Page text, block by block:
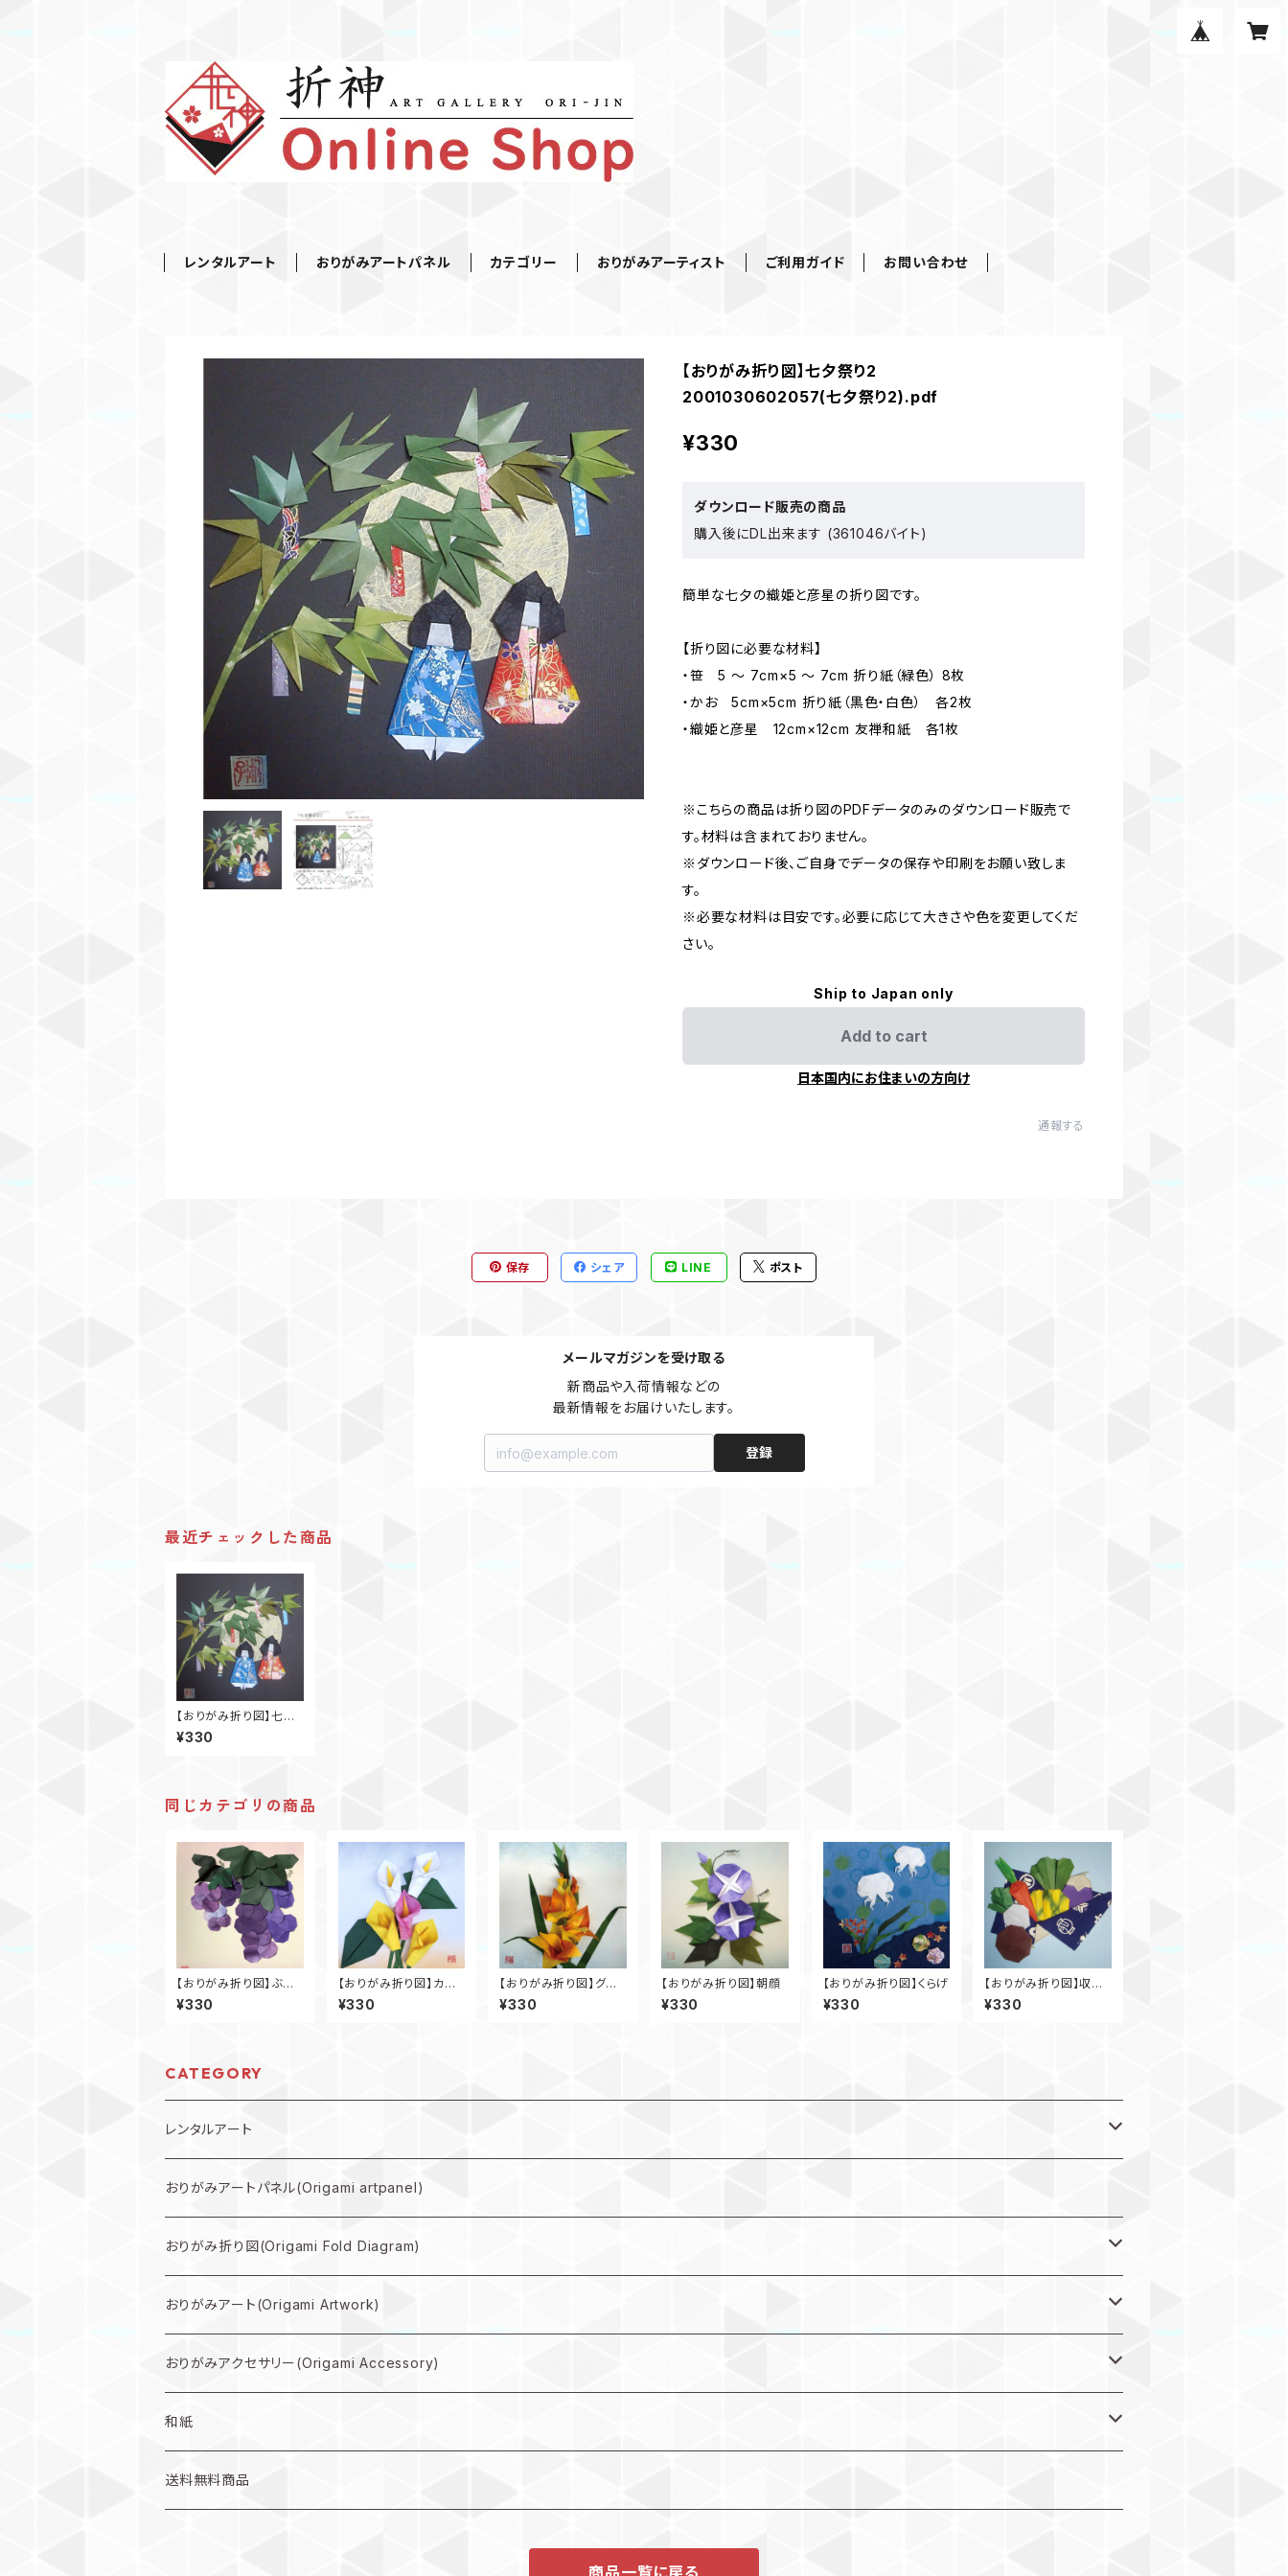
レンタルアート おりがみアートパネル カテゴリー おりがみアーティスト ご利用ガイド お問い合わせ
【おりがみ折り図】七夕祭り2
2001030602057(七夕祭り2).pdf
¥330
ダウンロード販売の商品
購入後にDL出来ます (361046バイト)
簡単な七夕の織姫と彦星の折り図です。
【折り図に必要な材料】
・笹 5 ～ 7cm×5 ～ 7cm 折り紙（緑色） 8枚
・かお 5cm×5cm 折り紙（黒色・白色） 各2枚
・織姫と彦星 12cm×12cm 友禅和紙 各1枚
※こちらの商品は折り図のPDFデータのみのダウンロード販売で
す。材料は含まれておりません。
※ダウンロード後、ご自身でデータの保存や印刷をお願い致しま
す。
※必要な材料は目安です。必要に応じて大きさや色を変更してくだ
さい。
Ship to Japan only
Add to cart
日本国内にお住まいの方向け
通報する
保存 シェア LINE ポスト
メールマガジンを受け取る
新商品や入荷情報などの
最新情報をお届けいたします。
登録
最近チェックした商品
【おりがみ折り図】七夕
祭り2
¥330
同じカテゴリの商品
【おりがみ折り図】ぶど
う
¥330
【おりがみ折り図】カラ
ー
¥330
【おりがみ折り図】グラ
ジオラス
¥330
【おりがみ折り図】朝顔
¥330
【おりがみ折り図】くらげ
¥330
【おりがみ折り図】収穫
祭
¥330
CATEGORY
レンタルアート
規格外作品プラン
大型作品プラン
中型作品プラン
小型作品プラン
おりがみアートパネル(Origami artpanel)
おりがみ折り図(Origami Fold Diagram)
折り図PDF(PDF Download)
折り図キット(with material)
おりがみアート(Origami Artwork)
壁掛け(Wall hanging artwork)
色紙(art)
うちわ(Paper fan)
おりがみアクセサリー(Origami Accessory)
ピアス(earring)
イヤリング(clip-on earrings)
和紙
和紙
送料無料商品